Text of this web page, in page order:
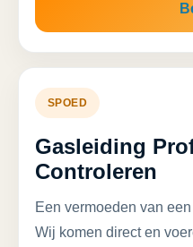
SPOED
Gasleiding
Controleren
Een vermoeden van
Wij komen direct en